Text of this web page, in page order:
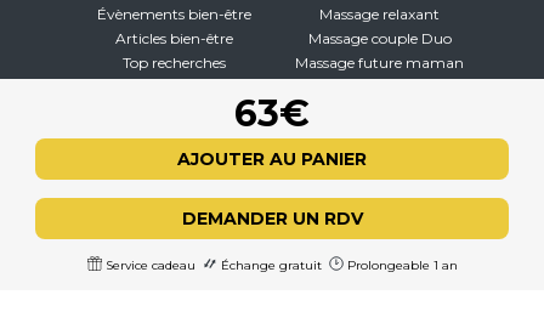
63€
AJOUTER AU PANIER
DEMANDER UN RDV
Service cadeau Échange gratuit Prolongeable 1 an
Évènements bien-être
Articles bien-être
Top recherches
Massage relaxant
Massage couple Duo
Massage future maman
À PROPOS
CGV - CGU
Mentions légales
Politique de confidentialité